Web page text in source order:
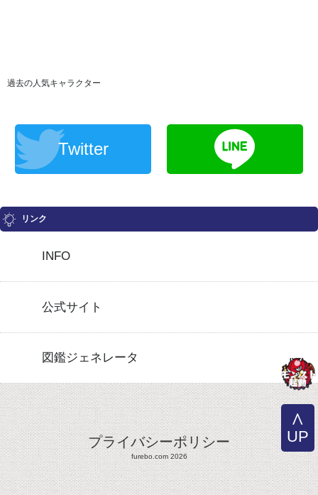
過去の人気キャラクター
Twitter
リンク
INFO
公式サイト
図鑑ジェネレータ
プライバシーポリシー
furebo.com 2026
UP